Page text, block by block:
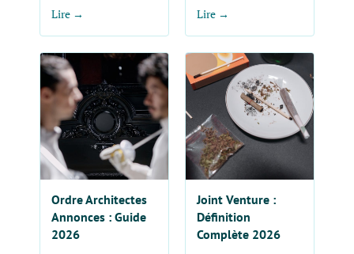
Lire → Lire →
Ordre Architectes
Annonces : Guide
2026
Joint Venture :
Définition
Complète 2026